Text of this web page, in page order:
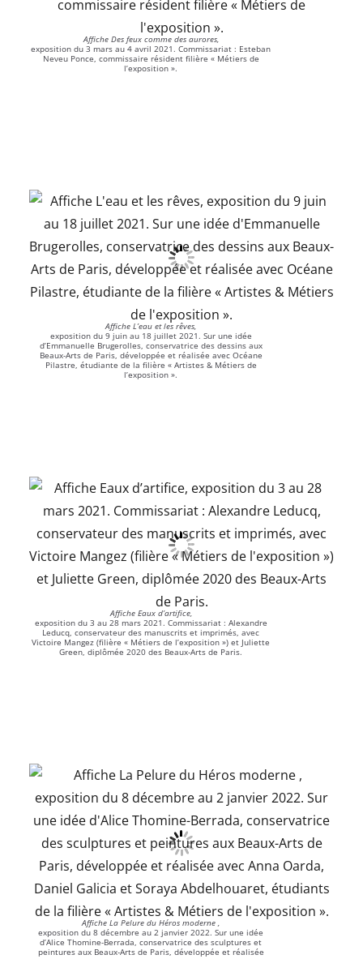
Affiche Des feux comme des aurores,
exposition du 3 mars au 4 avril 2021. Commissariat : Esteban
Neveu Ponce, commissaire résident filière « Métiers de
l’exposition ».
Affiche L’eau et les rêves,
exposition du 9 juin au 18 juillet 2021. Sur une idée
d’Emmanuelle Brugerolles, conservatrice des dessins aux
Beaux-Arts de Paris, développée et réalisée avec Océane
Pilastre, étudiante de la filière « Artistes & Métiers de
l’exposition ».
Affiche Eaux d’artifice,
exposition du 3 au 28 mars 2021. Commissariat : Alexandre
Leducq, conservateur des manuscrits et imprimés, avec
Victoire Mangez (filière « Métiers de l’exposition ») et Juliette
Green, diplômée 2020 des Beaux-Arts de Paris.
Affiche La Pelure du Héros moderne ,
exposition du 8 décembre au 2 janvier 2022. Sur une idée
d’Alice Thomine-Berrada, conservatrice des sculptures et
peintures aux Beaux-Arts de Paris, développée et réalisée